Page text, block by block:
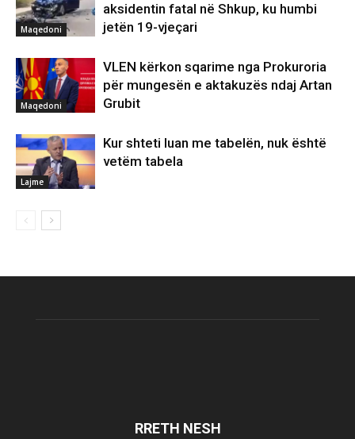
Maqedoni
aksidentin fatal në Shkup, ku humbi
jetën 19-vjeçari
Maqedoni
VLEN kërkon sqarime nga Prokuroria
për mungesën e aktakuzës ndaj Artan
Grubit
Lajme
Kur shteti luan me tabelën, nuk është
vetëm tabela
RRETH NESH